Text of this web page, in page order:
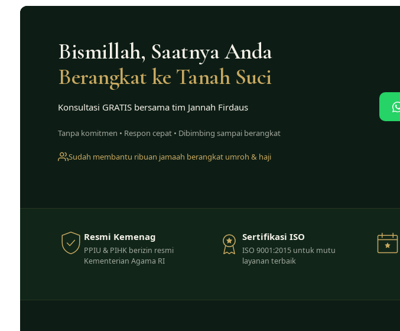
Bismillah, Saatnya Anda
Berangkat ke Tanah Suci
Konsultasi GRATIS bersama tim Jannah Firdaus
Tanpa komitmen • Respon cepat • Dibimbing sampai berangkat
Sudah membantu ribuan jamaah berangkat umroh & haji
Resmi Kemenag
PPIU & PIHK berizin resmi
Kementerian Agama RI
Sertifikasi ISO
ISO 9001:2015 untuk mutu
layanan terbaik